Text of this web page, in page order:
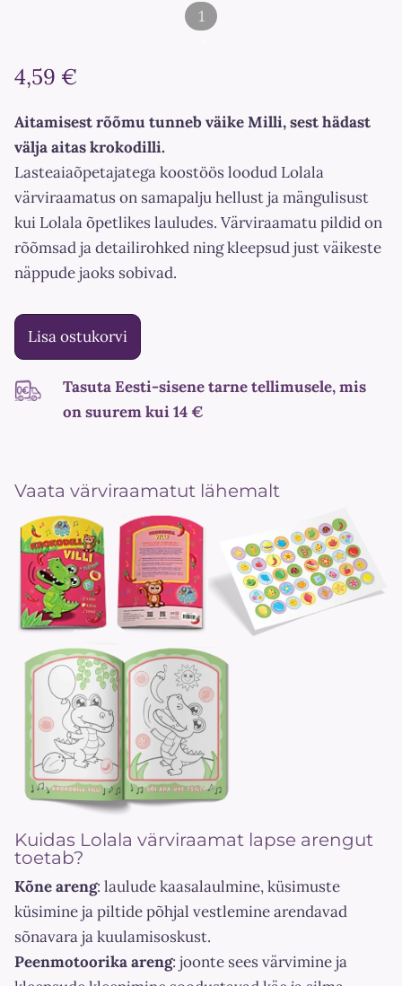
Vaata värviraamatut lähemalt
Kuidas Lolala värviraamat lapse arengut
toetab?
Kõne areng: laulude kaasalaulmine, küsimuste
küsimine ja piltide põhjal vestlemine arendavad
sõnavara ja kuulamisoskust.
Peenmotoorika areng: joonte sees värvimine ja
1
4,59 €
Aitamisest rõõmu tunneb väike Milli, sest hädast
välja aitas krokodilli.
Lasteaiaõpetajatega koostöös loodud Lolala
värviraamatus on samapalju hellust ja mängulisust
kui Lolala õpetlikes lauludes. Värviraamatu pildid on
rõõmsad ja detailirohked ning kleepsud just väikeste
näppude jaoks sobivad.
Lisa ostukorvi
Tasuta Eesti-sisene tarne tellimusele, mis
on suurem kui 14 €